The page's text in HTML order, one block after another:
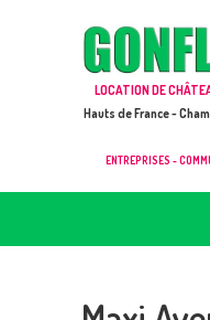
LOCATION DE
Hauts de France -
ENTREPRISES -
ACCUEIL
JEUX À LOUER
CATALOGUE /
DEMANDE DE